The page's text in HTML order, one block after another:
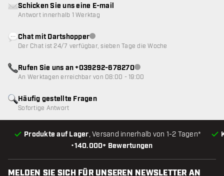
•140.000+ Bewertungen
Produkte auf Lager, Versand innerhalb von 1-2 Tagen*
Häufig gestellte Fragen
Sofortige Antwort
Schicken Sie uns eine E-mail
Antwort innerhalb 1 Werktag
Chat mit DartshopperKundenservice nicht verfügbar
Der Chat ist 24/7 verfügbar, sieben Tage die Woche
Rufen Sie uns an +039292-678270Kundenservice nicht
An Werktagen erreichbar von 08:00 - 19:00
MELDEN SIE SICH FÜR UNSEREN NEWSLETTER AN